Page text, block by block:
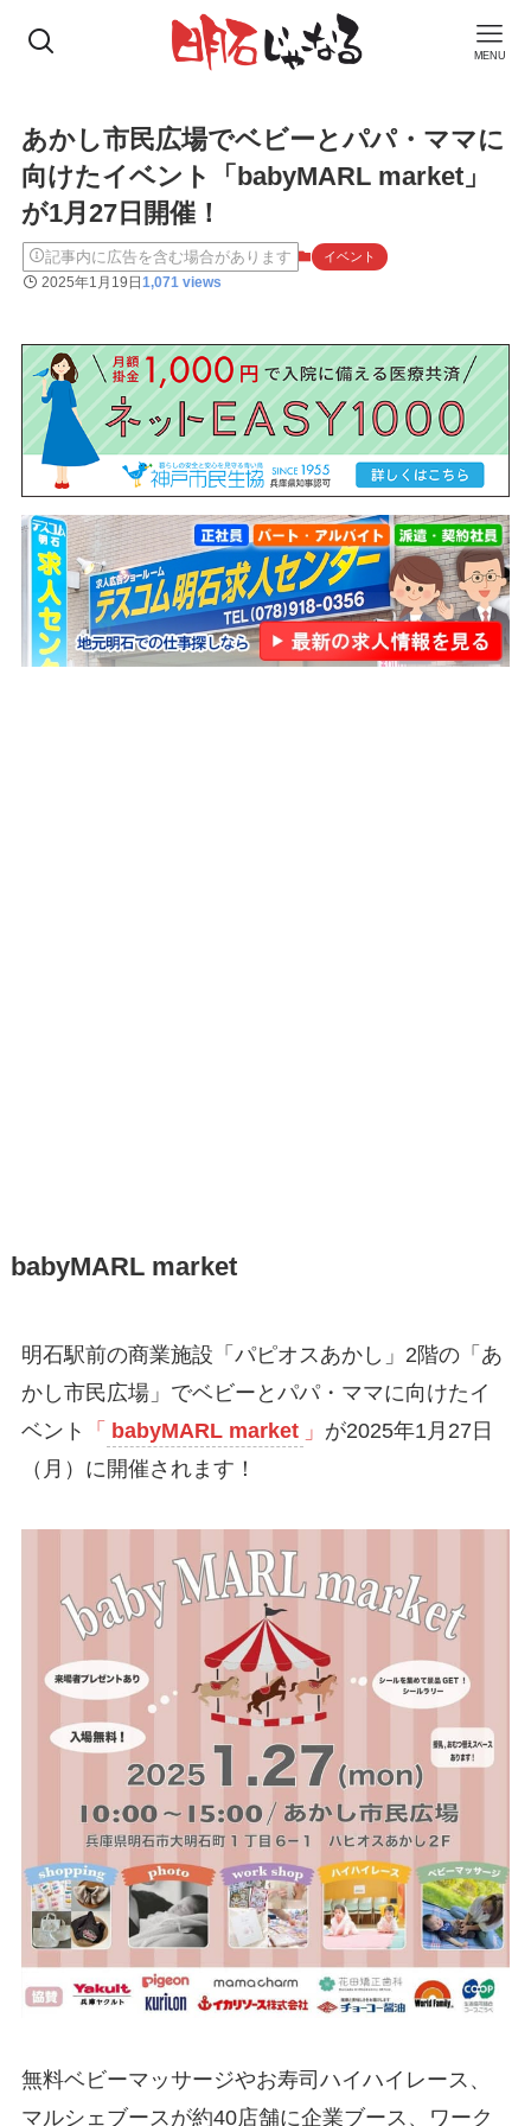
MENU
あかし市民広場でベビーとパパ・ママに
向けたイベント「babyMARL market」
が1月27日開催！
記事内に広告を含む場合があります イベント
2025年1月19日1,071 views
babyMARL market
明石駅前の商業施設「パピオスあかし」2階の「あ
かし市民広場」でベビーとパパ・ママに向けたイ
ベント
「 babyMARL market 」 が2025年1月27日
（月）に開催されます！
無料ベビーマッサージやお寿司ハイハイレース、
マルシェブースが約40店舗に企業ブース、ワーク